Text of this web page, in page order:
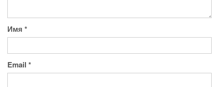
Имя *
Email *